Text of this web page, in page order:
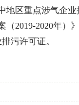
地区重点涉气企
（2019-2020年
污许可证。